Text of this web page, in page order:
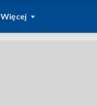
Więcej